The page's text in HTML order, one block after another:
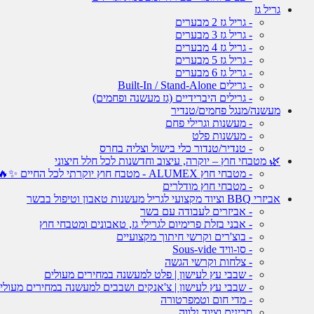
גריל גז
- גריל גז 2 מבערים
- גריל גז 3 מבערים
- גריל גז 4 מבערים
- גריל גז 5 מבערים
- גריל גז 6 מבערים
- גרילים Built-In / Stand-Alone
- גרילים היברידיים (גז מעשנה ופחמים)
מעשנה/מנגל פחמים/טנדיר
- מעשנות וגרילי פחם
- מעשנות פלט
- טנדיר/טנדור כלי בישול וצליה בחרס
🌿 מטבחי חוץ – יוקרה, עיצוב וחדשנות לכל חלל חיצוני
- מטבחי חוץ ALUMEX - מטבח חוץ יוקרתי לכל החיים ✨🔥
- מטבחי חוץ מודלרים
אביזרי BBQ וציוד מקצועי לגריל מעשנות טאבון וטיפול בבשר
- אביזרים לעבודה עם בשר
- אבני בזלת פרימיום לגרילי גז, טאבונים ומטבחי חוץ
- בוצ'רים וקרשי חיתוך מקצועיים
- סו-וויד Sous-vide
- צלחות וקרשי הגשה
- שבבי עץ לעישון | פלט למעשנה במחירים מעולים
- שבבי עץ לעישון | צ'אנקים ושבבים למעשנה במחירים
- מדי חום וטמפרטורה